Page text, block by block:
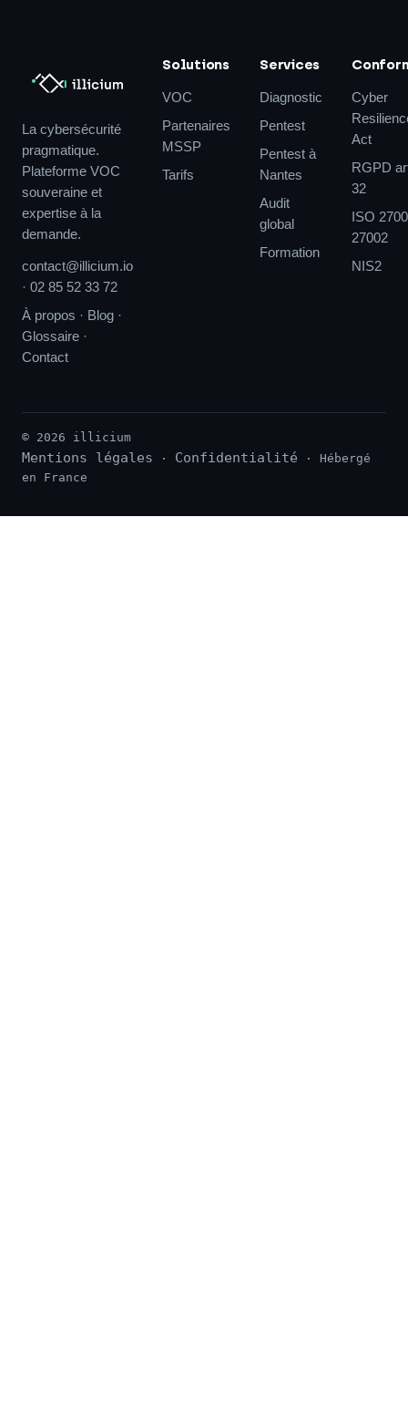
La cybersécurité
pragmatique.
Plateforme VOC
souveraine et
expertise à la
demande.
contact@illicium.io
· 02 85 52 33 72
À propos · Blog ·
Glossaire ·
Contact
Solutions
VOC
Partenaires
MSSP
Tarifs
Services
Diagnostic
Pentest
Pentest à
Nantes
Audit
global
Formation
Cyber
Act
RGPD
32
ISO
27002
NIS2
© 2026 illicium
Mentions légales · Confidentialité · Hébergé
en France